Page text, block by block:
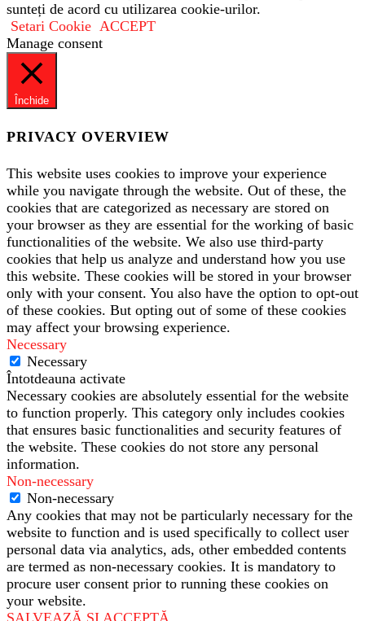
sunteți de acord cu utilizarea cookie-urilor.
Setari Cookie ACCEPT
Manage consent
Închide
PRIVACY OVERVIEW
This website uses cookies to improve your experience
while you navigate through the website. Out of these, the
cookies that are categorized as necessary are stored on
your browser as they are essential for the working of basic
functionalities of the website. We also use third-party
cookies that help us analyze and understand how you use
this website. These cookies will be stored in your browser
only with your consent. You also have the option to opt-out
of these cookies. But opting out of some of these cookies
may affect your browsing experience.
Necessary
Necessary
Întotdeauna activate
Necessary cookies are absolutely essential for the website
to function properly. This category only includes cookies
that ensures basic functionalities and security features of
the website. These cookies do not store any personal
information.
Non-necessary
Non-necessary
Any cookies that may not be particularly necessary for the
website to function and is used specifically to collect user
personal data via analytics, ads, other embedded contents
are termed as non-necessary cookies. It is mandatory to
procure user consent prior to running these cookies on
your website.
SALVEAZĂ ȘI ACCEPTĂ